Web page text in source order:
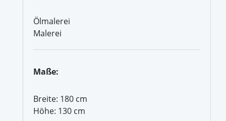
Ölmalerei
Malerei
Maße:
Breite: 180 cm
Höhe: 130 cm